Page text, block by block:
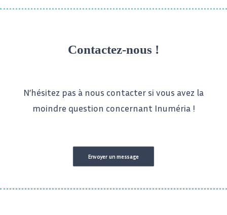
Contactez-nous !
N’hésitez pas à nous contacter si vous avez la
moindre question concernant Inuméria !
Envoyer un message